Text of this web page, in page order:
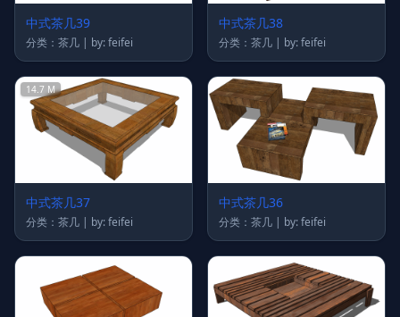
中式茶几39
分类：茶几 | by: feifei
中式茶几38
分类：茶几 | by: feifei
14.7 M
中式茶几37
分类：茶几 | by: feifei
中式茶几36
分类：茶几 | by: feifei